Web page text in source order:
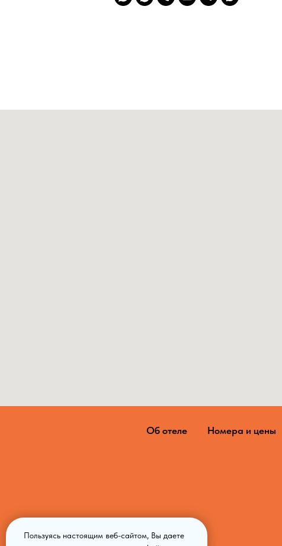
Пользуясь настоящим веб-сайтом, Вы даете
Об отеле Номера и цены